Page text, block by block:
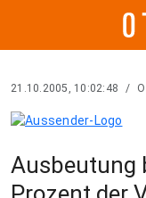
21.10.2005, 10:02:48 /
Ausbeutung